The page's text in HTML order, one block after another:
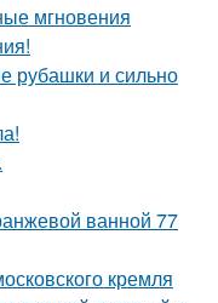
мгновения
рубашки и сильно
ванной 77
кремля